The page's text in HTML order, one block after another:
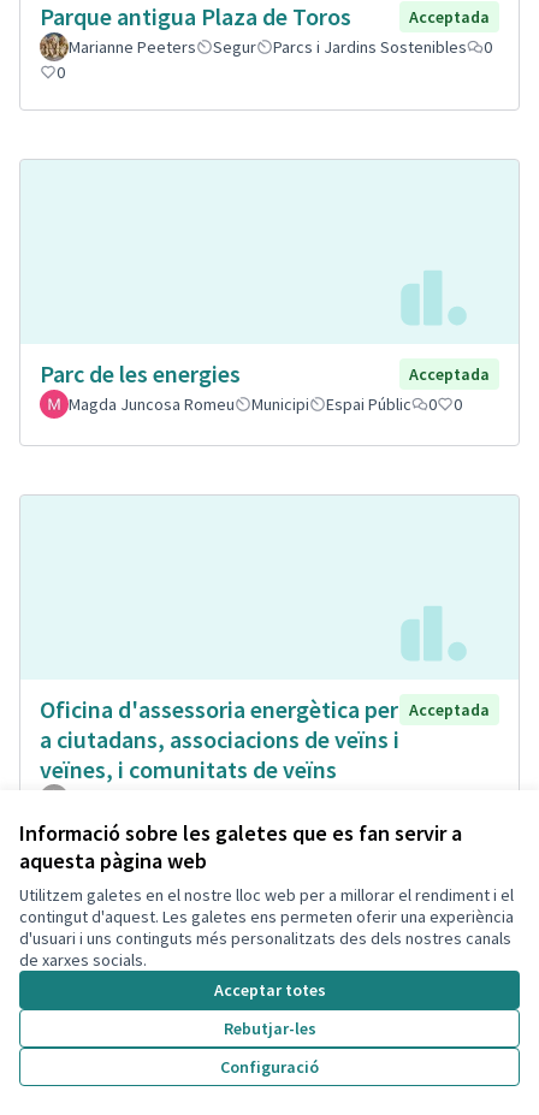
Informació sobre les galetes que es fan servir a
aquesta pàgina web
Utilitzem galetes en el nostre lloc web per a millorar el rendiment i el
contingut d'aquest. Les galetes ens permeten oferir una experiència
d'usuari i uns continguts més personalitzats des dels nostres canals
de xarxes socials.
Acceptar totes
Rebutjar-les
Configuració
Parque antigua Plaza de Toros
Acceptada
Marianne Peeters
Segur Parcs i Jardins Sostenibles
0
0
Parc de les energies
Acceptada
Magda Juncosa Romeu
Municipi Espai Públic 0 0
Oficina d'assessoria energètica per
a ciutadans, associacions de veïns i
veïnes, i comunitats de veïns
Acceptada